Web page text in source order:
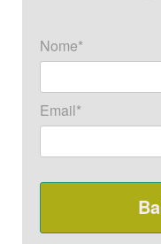
Nome*
Email*